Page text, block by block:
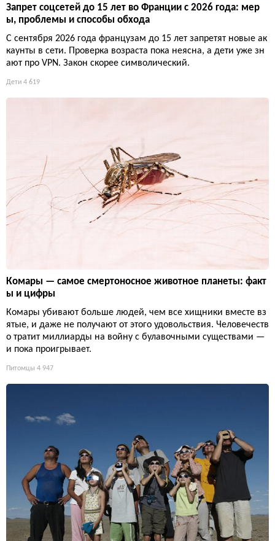
Запрет соцсетей до 15 лет во Франции с 2026 года: мер
ы, проблемы и способы обхода
С сентября 2026 года французам до 15 лет запретят новые ак
каунты в сети. Проверка возраста пока неясна, а дети уже зн
ают про VPN. Закон скорее символический.
Дети 4 619
Комары — самое смертоносное животное планеты: факт
ы и цифры
Комары убивают больше людей, чем все хищники вместе вз
ятые, и даже не получают от этого удовольствия. Человечеств
о тратит миллиарды на войну с булавочными существами —
и пока проигрывает.
Питомцы 4 947